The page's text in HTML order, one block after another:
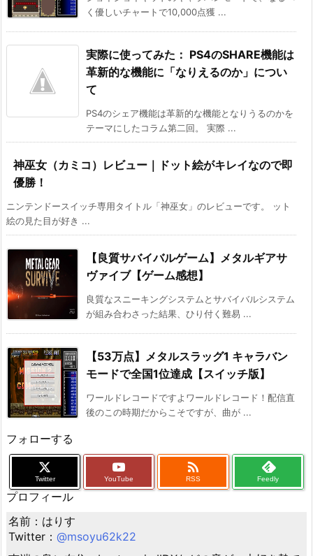
く優しいチャートで10,000点獲 ...
実際に使ってみた： PS4のSHARE機能は
革新的な機能に「なりえるのか」につい
て
PS4のシェア機能は革新的な機能となりうるのかを
テーマにしたコラム第二回。 実際 ...
神巫女（カミコ）レビュー｜ドット絵がキレイなので即
優勝！
ニンテンドースイッチ専用タイトル「神巫女」のレビューです。 ット
絵の見た目が好き ...
【良質サバイバルゲーム】メタルギアサ
ヴァイブ【ゲーム感想】
良質なスニーキングシステムとサバイバルシステム
が組み合わさった結果、ひり付く難易 ...
【53万点】メタルスラッグ1 キャラバン
モードで全国1位達成【スイッチ版】
ワールドレコードですよワールドレコード！配信直
後のこの時期だからこそですが、曲が ...
フォローする
Twitter YouTube

RSS Feedly
プロフィール
名前：はりす
Twitter： @msoyu62k22